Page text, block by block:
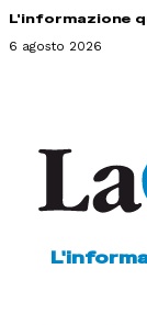
L'informazione
6 agosto 2026